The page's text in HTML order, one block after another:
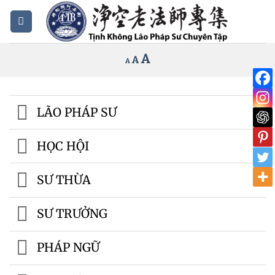
Bỏ
qua
nội
A Decrease
size.
A Reset
size.
A
size.
LÃO PHÁP SƯ
HỌC HỘI
SƯ THỪA
SƯ TRƯỞNG
PHÁP NGỮ